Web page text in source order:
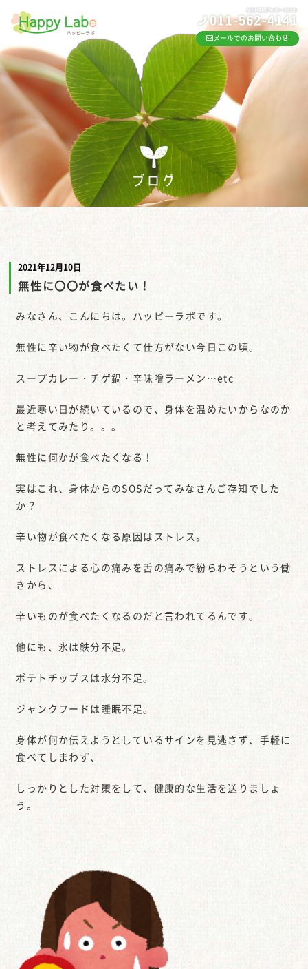
メールでのお問い合わせ
ブログ
2021年12月10日
無性に〇〇が食べたい！
みなさん、こんにちは。ハッピーラボです。
無性に辛い物が食べたくて仕方がない今日この頃。
スープカレー・チゲ鍋・辛味噌ラーメン…etc
最近寒い日が続いているので、身体を温めたいからなのか
と考えてみたり。。。
無性に何かが食べたくなる！
実はこれ、身体からのSOSだってみなさんご存知でした
か？
辛い物が食べたくなる原因はストレス。
ストレスによる心の痛みを舌の痛みで紛らわそうという働
きから、
辛いものが食べたくなるのだと言われてるんです。
他にも、氷は鉄分不足。
ポテトチップスは水分不足。
ジャンクフードは睡眠不足。
身体が何か伝えようとしているサインを見逃さず、手軽に
食べてしまわず、
しっかりとした対策をして、健康的な生活を送りましょ
う。